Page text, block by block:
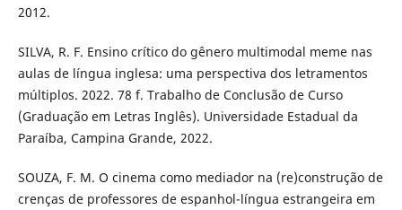
2012.
SILVA, R. F. Ensino crítico do gênero multimodal meme nas
aulas de língua inglesa: uma perspectiva dos letramentos
múltiplos. 2022. 78 f. Trabalho de Conclusão de Curso
(Graduação em Letras Inglês). Universidade Estadual da
Paraíba, Campina Grande, 2022.
SOUZA, F. M. O cinema como mediador na (re)construção de
crenças de professores de espanhol-língua estrangeira em